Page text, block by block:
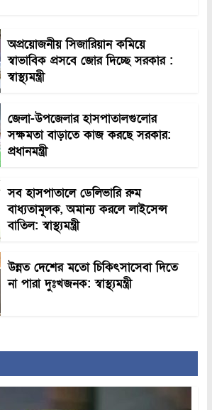
অপ্রয়োজনীয় সিজারিয়ান কমিয়ে
স্বাভাবিক প্রসবে জোর দিচ্ছে সরকার :
স্বাস্থ্যমন্ত্রী
জেলা-উপজেলার হাসপাতালগুলোর
সক্ষমতা বাড়াতে কাজ করছে সরকার:
প্রধানমন্ত্রী
সব হাসপাতালে ডেলিভারি রুম
বাধ্যতামূলক, অমান্য করলে লাইসেন্স
বাতিল: স্বাস্থ্যমন্ত্রী
উন্নত দেশের মতো চিকিৎসাসেবা দিতে
না পারা দুঃখজনক: স্বাস্থ্যমন্ত্রী